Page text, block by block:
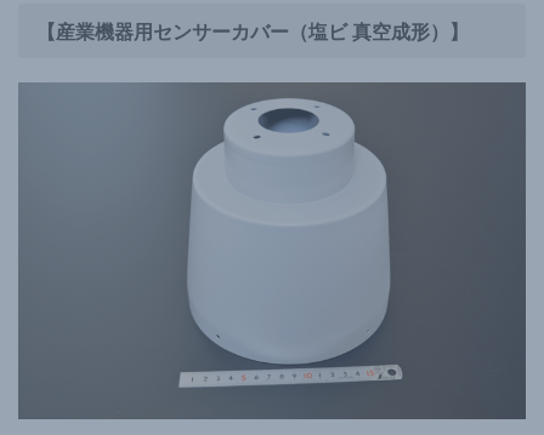
【産業機器用センサーカバー（塩ビ 真空成形）】